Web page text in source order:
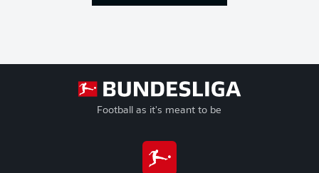
Football as it's meant to be